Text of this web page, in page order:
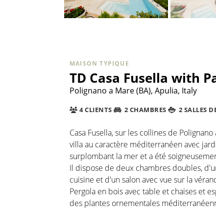
MAISON TYPIQUE
TD Casa Fusella with
Polignano a Mare (BA), Apulia, Italy
4 CLIENTS 2 CHAMBRES 2 SALLES
Casa Fusella, sur les collines de
villa au caractère méditerranéen avec
surplombant la mer et a été
Il dispose de deux chambres doubles,
cuisine et d'un salon avec vue sur la
Pergola en bois avec table et chaises et
des plantes ornementales